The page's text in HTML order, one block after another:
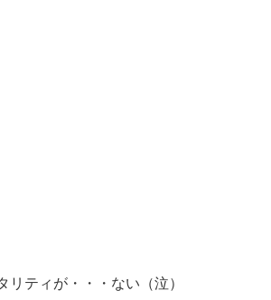
リティが・・・ない（泣）